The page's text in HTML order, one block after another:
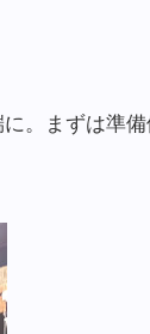
。まずは準